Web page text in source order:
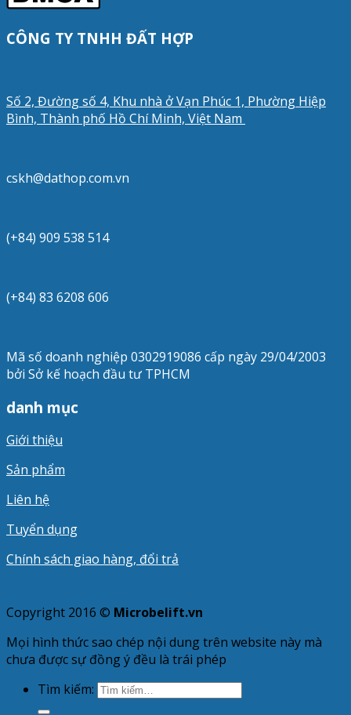
CÔNG TY TNHH ĐẤT HỢP
Số 2, Đường số 4, Khu nhà ở Vạn Phúc 1, Phường Hiệp
Bình, Thành phố Hồ Chí Minh, Việt Nam
cskh@dathop.com.vn
(+84) 909 538 514
(+84) 83 6208 606
Mã số doanh nghiệp 0302919086 cấp ngày 29/04/2003
bởi Sở kế hoạch đầu tư TPHCM
danh mục
Giới thiệu
Sản phẩm
Liên hệ
Tuyển dụng
Chính sách giao hàng, đổi trả
Copyright 2016 © Microbelift.vn
Mọi hình thức sao chép nội dung trên website này mà
chưa được sự đồng ý đều là trái phép
Tìm kiếm: